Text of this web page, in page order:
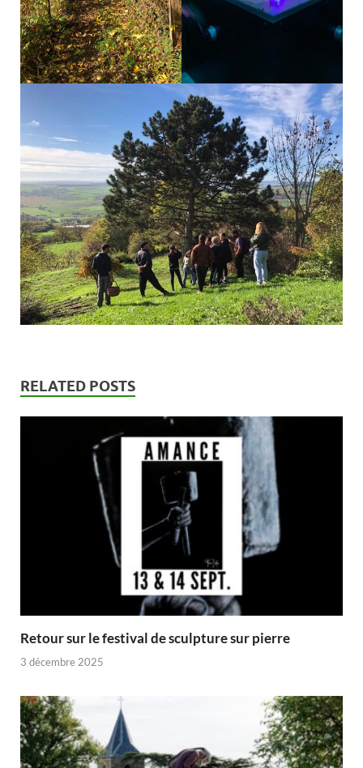
RELATED POSTS
Retour sur le festival de sculpture sur pierre
3 décembre 2025